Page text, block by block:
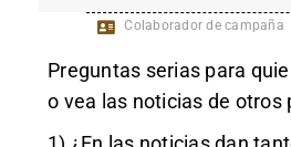
Colaborador de campaña
Preguntas serias para
o vea las noticias de otros